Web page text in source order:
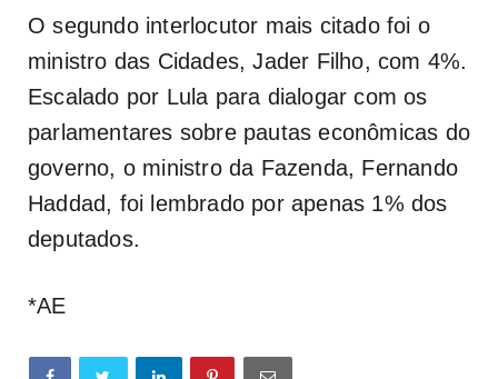
O segundo interlocutor mais citado foi o
ministro das Cidades, Jader Filho, com 4%.
Escalado por Lula para dialogar com os
parlamentares sobre pautas econômicas do
governo, o ministro da Fazenda, Fernando
Haddad, foi lembrado por apenas 1% dos
deputados.
*AE